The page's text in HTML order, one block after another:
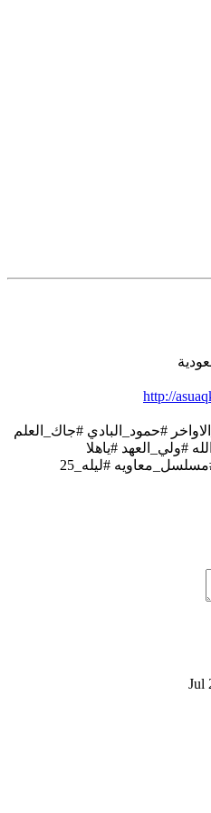
http://
#حمود_البادي #جاك_العلم
#ولي_العهد #ياهلا
#يوميات_رجل_عانس٢٣ #مسلسل_معاويه​ #ليله_25
Jul